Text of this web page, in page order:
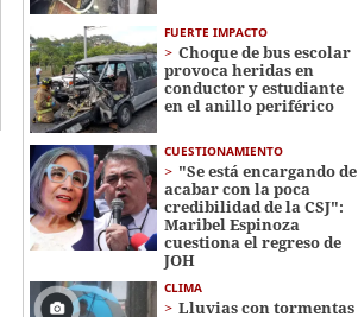
FUERTE IMPACTO
Choque de bus escolar
provoca heridas en
conductor y estudiante
en el anillo periférico
CUESTIONAMIENTO
"Se está encargando de
acabar con la poca
credibilidad de la CSJ":
Maribel Espinoza
cuestiona el regreso de
JOH
CLIMA
Lluvias con tormentas